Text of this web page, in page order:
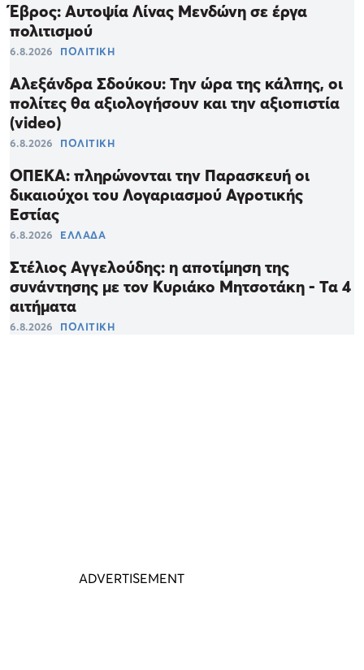
Έβρος: Αυτοψία Λίνας Μενδώνη σε έργα
πολιτισμού
6.8.2026 ΠΟΛΙΤΙΚΗ
Αλεξάνδρα Σδούκου: Την ώρα της κάλπης, οι
πολίτες θα αξιολογήσουν και την αξιοπιστία
(video)
6.8.2026 ΠΟΛΙΤΙΚΗ
ΟΠΕΚΑ: πληρώνονται την Παρασκευή οι
δικαιούχοι του Λογαριασμού Αγροτικής
Εστίας
6.8.2026 ΕΛΛΑΔΑ
Στέλιος Αγγελούδης: η αποτίμηση της
συνάντησης με τον Κυριάκο Μητσοτάκη - Τα 4
αιτήματα
6.8.2026 ΠΟΛΙΤΙΚΗ